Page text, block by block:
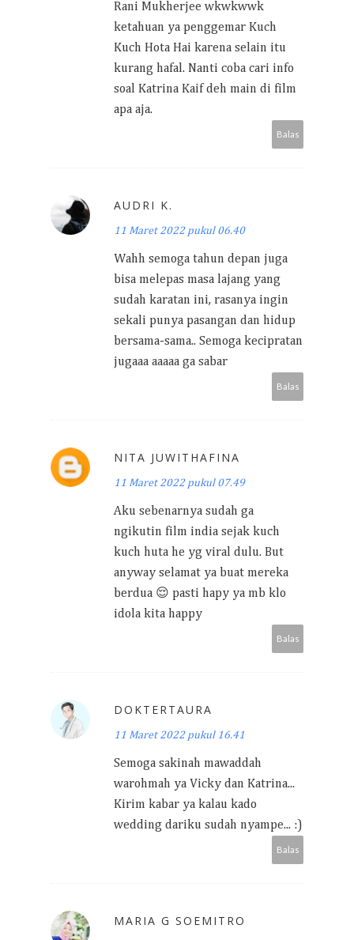
Rani Mukherjee wkwkwwk
ketahuan ya penggemar Kuch
Kuch Hota Hai karena selain itu
kurang hafal. Nanti coba cari info
soal Katrina Kaif deh main di film
apa aja.
Balas
AUDRI K.
11 Maret 2022 pukul 06.40
Wahh semoga tahun depan juga
bisa melepas masa lajang yang
sudah karatan ini, rasanya ingin
sekali punya pasangan dan hidup
bersama-sama.. Semoga kecipratan
jugaaa aaaaa ga sabar
Balas
NITA JUWITHAFINA
11 Maret 2022 pukul 07.49
Aku sebenarnya sudah ga
ngikutin film india sejak kuch
kuch huta he yg viral dulu. But
anyway selamat ya buat mereka
berdua 😌 pasti hapy ya mb klo
idola kita happy
Balas
DOKTERTAURA
11 Maret 2022 pukul 16.41
Semoga sakinah mawaddah
warohmah ya Vicky dan Katrina...
Kirim kabar ya kalau kado
wedding dariku sudah nyampe... :)
Balas
MARIA G SOEMITRO